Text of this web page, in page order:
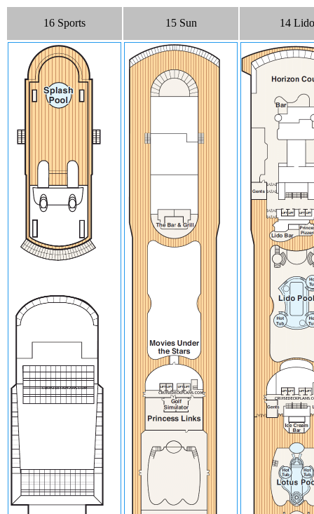
16 Sports 15 Sun 14 Lido